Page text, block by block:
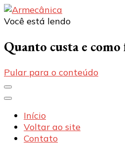
Você está lendo
Quanto custa e
Pular para o conteúdo
Início
Voltar ao site
Contato